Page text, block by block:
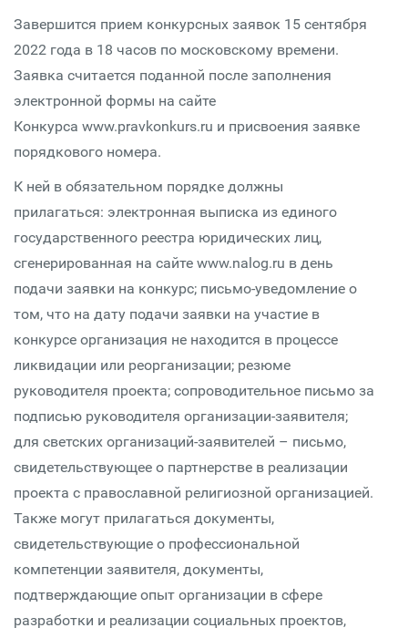
Завершится прием конкурсных заявок 15 сентября
2022 года в 18 часов по московскому времени.
Заявка считается поданной после заполнения
электронной формы на сайте
Конкурса www.pravkonkurs.ru и присвоения заявке
порядкового номера.
К ней в обязательном порядке должны
прилагаться: электронная выписка из единого
государственного реестра юридических лиц,
сгенерированная на сайте www.nalog.ru в день
подачи заявки на конкурс; письмо-уведомление о
том, что на дату подачи заявки на участие в
конкурсе организация не находится в процессе
ликвидации или реорганизации; резюме
руководителя проекта; сопроводительное письмо за
подписью руководителя организации-заявителя;
для светских организаций-заявителей – письмо,
свидетельствующее о партнерстве в реализации
проекта с православной религиозной организацией.
Также могут прилагаться документы,
свидетельствующие о профессиональной
компетенции заявителя, документы,
подтверждающие опыт организации в сфере
разработки и реализации социальных проектов,